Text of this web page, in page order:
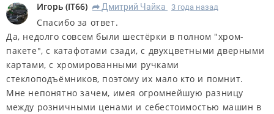
Игорь (IT66) R Дмитрий Чайка 3 года назад
Спасибо за ответ.
Да, недолго совсем были шестёрки в полном "хром-
пакете", с катафотами сзади, с двухцветными дверными
картами, с хромированными ручками
стеклоподъёмников, поэтому их мало кто и помнит.
Мне непонятно зачем, имея огромнейшую разницу
между розничными ценами и себестоимостью машин в